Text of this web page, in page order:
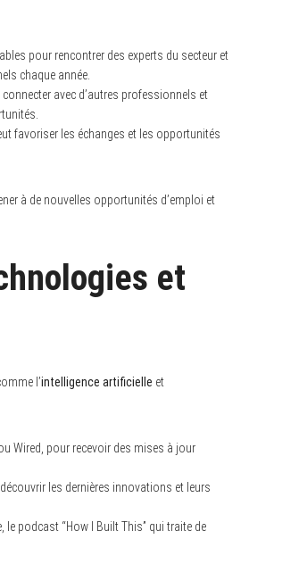
pour rencontrer des experts du secteur et
chaque année.
avec d’autres professionnels et
favoriser les échanges et les opportunités
à de nouvelles opportunités d’emploi et
et
l’intelligence artificielle et
Wired, pour recevoir des mises à jour
les dernières innovations et leurs
podcast “How I Built This” qui traite de